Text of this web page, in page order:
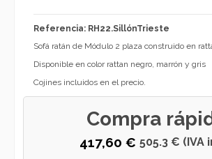
Referencia: RH22.SillónTrieste
Sofá ratán de Módulo 2 plaza construido en
Disponible en color rattan negro, marrón y gris
Cojines incluidos en el precio.
Compra
417,60 € 505.3 € (IVA